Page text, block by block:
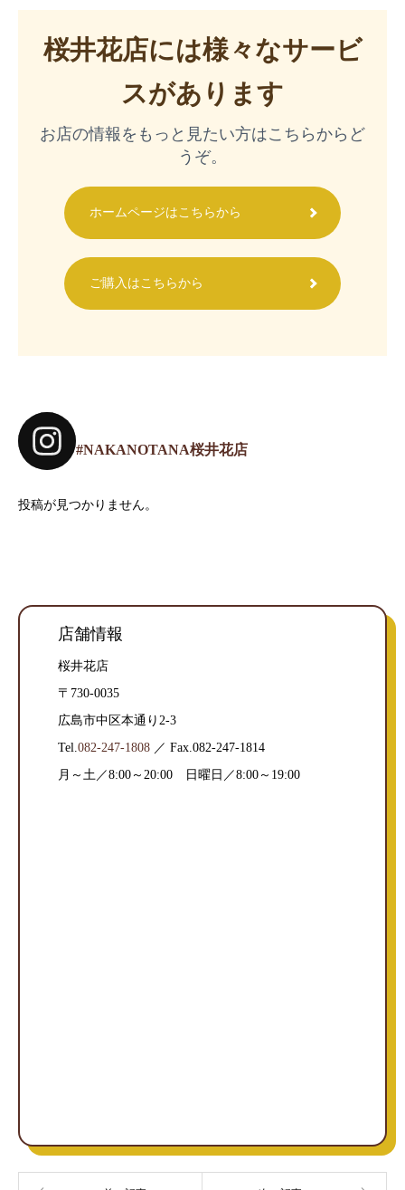
桜井花店には様々なサービ
スがあります
お店の情報をもっと見たい方はこちらからど
うぞ。
ホームページはこちらから
ご購入はこちらから
#NAKANOTANA桜井花店
投稿が見つかりません。
店舗情報
桜井花店
〒730-0035
広島市中区本通り2-3
Tel. 082-247-1808 ／ Fax.082-247-1814
月～土／8:00～20:00 日曜日／8:00～19:00